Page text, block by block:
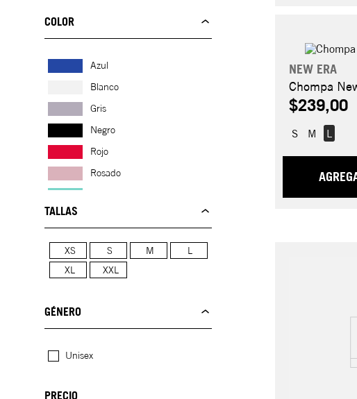
COLOR
Azul
Blanco
Gris
Negro
Rojo
Rosado
TALLAS
S M
L
XL
XXL
XS
GÉNERO
Unisex
NEW ERA
Chompa
$239,00
L
M
S